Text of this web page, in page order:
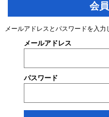
会
メールアドレスとパスワードを入力
メールアドレス
パスワード